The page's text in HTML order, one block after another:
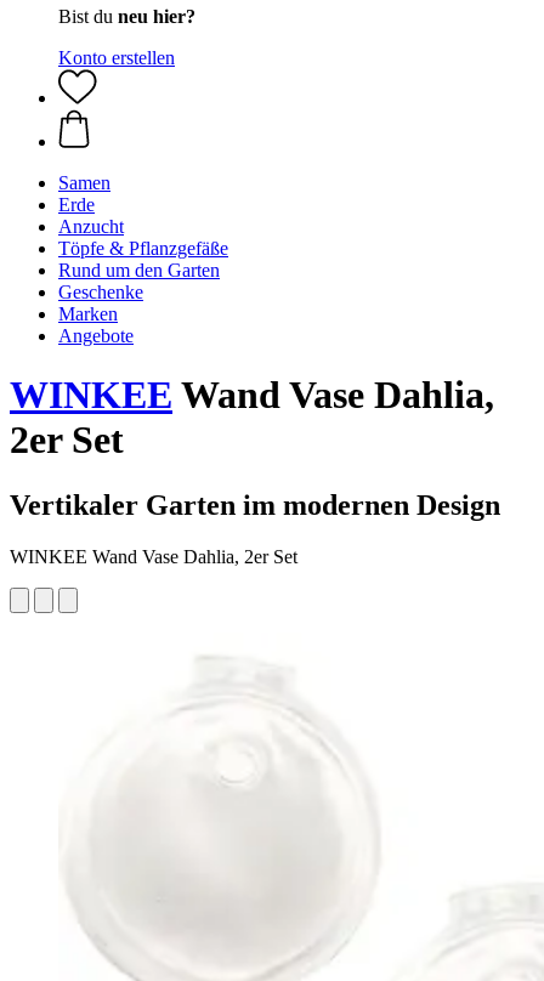
Bist du neu hier?
Konto erstellen
Samen
Erde
Anzucht
Töpfe & Pflanzgefäße
Rund um den Garten
Geschenke
Marken
Angebote
WINKEE Wand Vase Dahlia,
2er Set
Vertikaler Garten im modernen Design
WINKEE Wand Vase Dahlia, 2er Set